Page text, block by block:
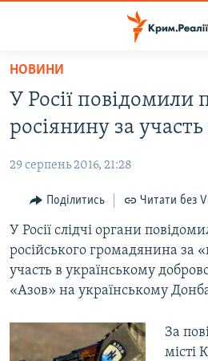
Перейти
основного
матеріалу
Перейти
до
навігації
Перейти
до
пошуку
ВІДЕО ТА ФОТО
ПОЛІТИКА
БЛОГИ
ПОГЛЯД
ІНТЕРВ'Ю
ВСЕ ЗА ДЕНЬ
ДЕПОРТАЦІЯ
ЯК ОБІЙТИ БЛОКУВАННЯ
НОВИНИ
У Росії повідомили
росіянину за
29 серпень 2016, 21:28
Поділитись Читати без
У Росії слідчі органи
російського громадянина за
участь в українському
«Азов» на українському
За
місті